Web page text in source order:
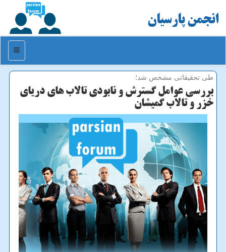
انجمن پارسیان
منو
طی تحقیقاتی مشخص شد؛
بررسی عوامل گسترش و نابودی تالاب های دریای
خزر و تالاب گمیشان